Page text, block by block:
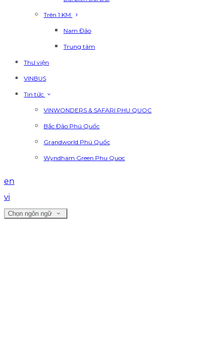
Trên 1 KM
Nam Đảo
Trung tâm
Thư viện
VINBUS
Tin tức
VINWONDERS & SAFARI PHU QUOC
Bắc Đảo Phú Quốc
Grandworld Phú Quốc
Wyndham Green Phu Quoc
en
vi
Chọn ngôn ngữ